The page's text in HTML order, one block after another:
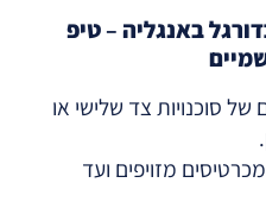
באנגליה–טיפ
סוכנויות צד שלישי או
מזויפים ועד